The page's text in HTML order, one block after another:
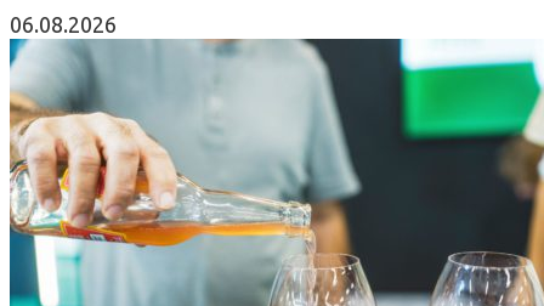
06.08.2026